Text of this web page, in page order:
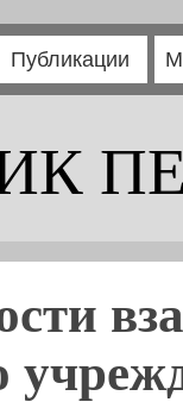
Публикации